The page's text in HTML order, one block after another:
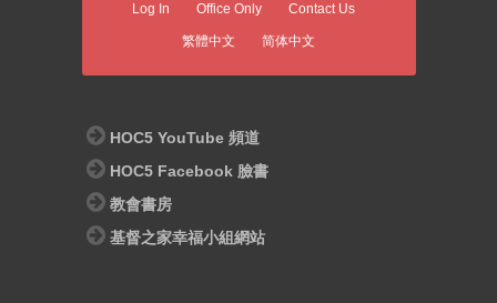
Log In Office Only Contact Us
繁體中文 简体中文
HOC5 YouTube 頻道
HOC5 Facebook 臉書
教會書房
基督之家幸福小組網站